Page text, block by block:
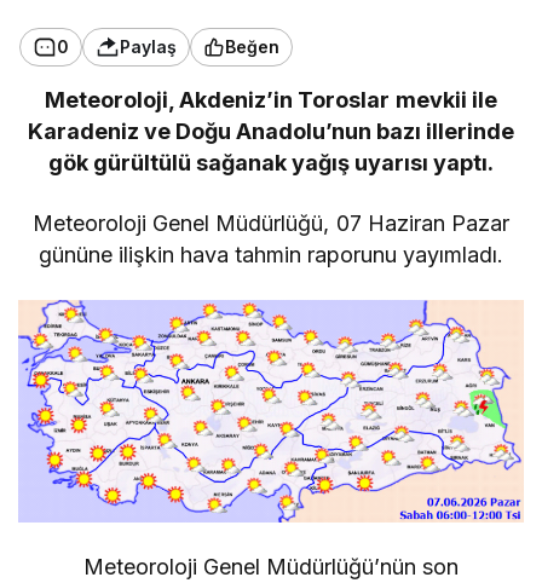
0 Paylaş Beğen
Meteoroloji, Akdeniz’in Toroslar mevkii ile
Karadeniz ve Doğu Anadolu’nun bazı illerinde
gök gürültülü sağanak yağış uyarısı yaptı.
Meteoroloji Genel Müdürlüğü, 07 Haziran Pazar
gününe ilişkin hava tahmin raporunu yayımladı.
Meteoroloji Genel Müdürlüğü’nün son